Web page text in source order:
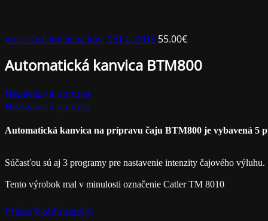
Vianočná kolekcia káv: SET LUXUS 55.00€
Automatická kanvica BTM800
Nezáväzná ponuka
Nezáväzná ponuka
Súčasťou sú aj 3 programy pre nastavenie intenzity čajového výluhu.
Tento výrobok mal v minulosti označenie Catler TM 8010
Pridať k obľúbeným